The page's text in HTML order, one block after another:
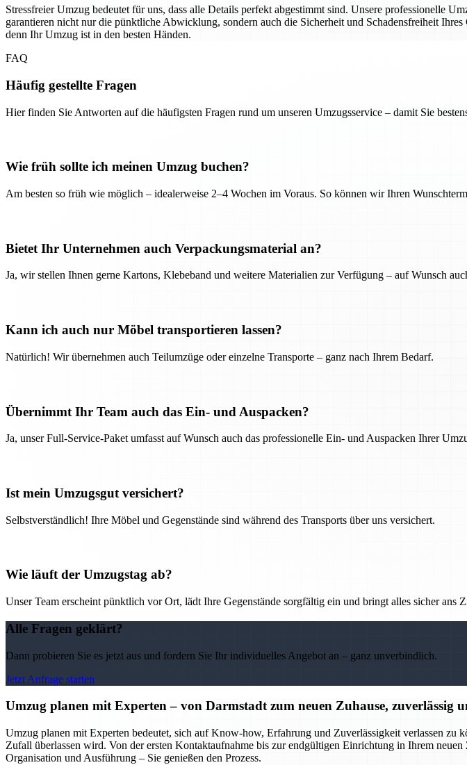
Stressfreier Umzug bedeutet für uns, dass alle Details perfekt abgestimmt sind. Unsere professionelle
garantieren nicht nur die pünktliche Abwicklung, sondern auch die Sicherheit und Schadensfreiheit
denn Ihr Umzug ist in den besten Händen.
FAQ
Häufig gestellte Fragen
Hier finden Sie Antworten auf die häufigsten Fragen rund um unseren Umzugsservice – damit Sie
Wie früh sollte ich meinen Umzug buchen?
Am besten so früh wie möglich – idealerweise 2–4 Wochen im Voraus. So können wir Ihren
Bietet Ihr Unternehmen auch Verpackungsmaterial an?
Ja, wir stellen Ihnen gerne Kartons, Klebeband und weitere Materialien zur Verfügung – auf Wunsch
Kann ich auch nur Möbel transportieren lassen?
Natürlich! Wir übernehmen auch Teilumzüge oder einzelne Transporte – ganz nach Ihrem Bedarf.
Übernimmt Ihr Team auch das Ein- und Auspacken?
Ja, unser Full-Service-Paket umfasst auf Wunsch auch das professionelle Ein- und Auspacken Ihrer
Ist mein Umzugsgut versichert?
Selbstverständlich! Ihre Möbel und Gegenstände sind während des Transports über uns versichert.
Wie läuft der Umzugstag ab?
Unser Team erscheint pünktlich vor Ort, lädt Ihre Gegenstände sorgfältig ein und bringt alles sicher ans
Alle Fragen geklärt?
Dann probieren Sie es jetzt aus und fordern Sie Ihr individuelles Angebot an – ganz unverbindlich.
Jetzt Anfrage starten
Umzug planen mit Experten – von Darmstadt zum neuen Zuhause, zuverlässig
Umzug planen mit Experten bedeutet, sich auf Know-how, Erfahrung und Zuverlässigkeit verlassen
Zufall überlassen wird. Von der ersten Kontaktaufnahme bis zur endgültigen Einrichtung in Ihrem
Organisation und Ausführung – Sie genießen den Prozess.